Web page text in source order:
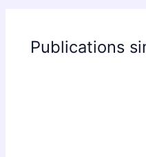
Publications